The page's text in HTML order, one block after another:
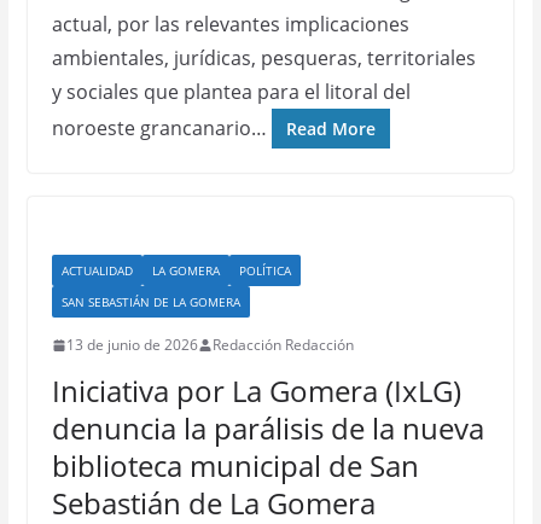
actual, por las relevantes implicaciones
ambientales, jurídicas, pesqueras, territoriales
y sociales que plantea para el litoral del
noroeste grancanario…
Read More
ACTUALIDAD LA GOMERA
POLÍTICA
SAN SEBASTIÁN DE LA GOMERA
13 de junio de 2026 Redacción Redacción
Iniciativa por La Gomera (IxLG)
denuncia la parálisis de la nueva
biblioteca municipal de San
Sebastián de La Gomera